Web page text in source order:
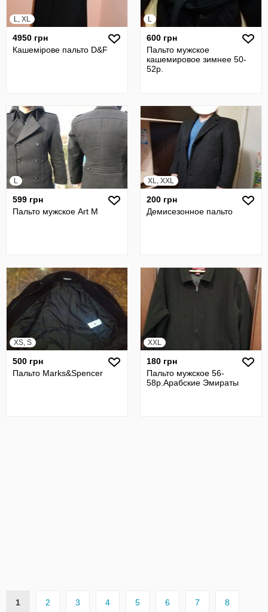
L, XL
4950 грн
Кашемірове пальто D&F
L
600 грн
Пальто мужское
кашемировое зимнее 50-
52р.
L
599 грн
Пальто мужское Art M
XL, XXL
200 грн
Демисезонное пальто
XS, S
500 грн
Пальто Marks&Spencer
XXL
180 грн
Пальто мужское 56-
58р.Арабские Эмираты
1 2 3 4 5 6 7 8